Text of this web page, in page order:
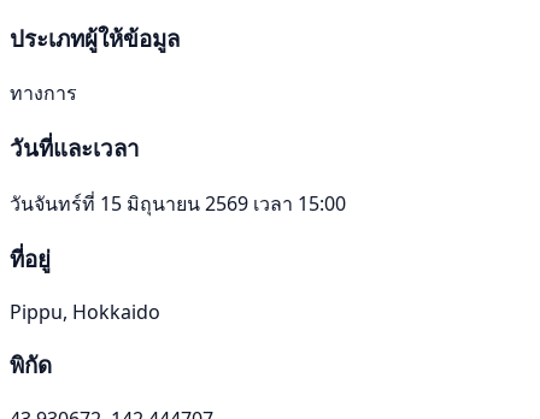
ประเภทผู้ให้ข้อมูล
ทางการ
วันที่และเวลา
วันจันทร์ที่ 15 มิถุนายน 2569 เวลา 15:00
ที่อยู่
Pippu, Hokkaido
พิกัด